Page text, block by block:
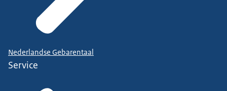
Nederlandse Gebarentaal
Service